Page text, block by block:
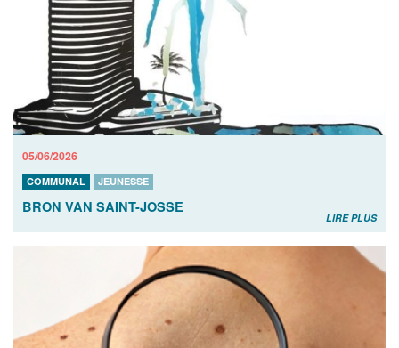
05/06/2026
COMMUNAL JEUNESSE
BRON VAN SAINT-JOSSE
LIRE PLUS